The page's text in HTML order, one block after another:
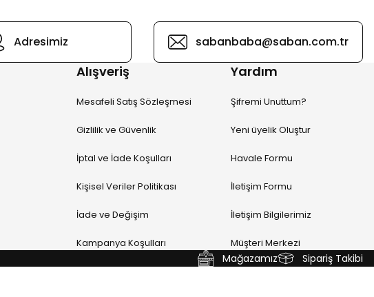
Adresimiz sabanbaba@saban.com.tr
Alışveriş
Mesafeli Satış Sözleşmesi
Gizlilik ve Güvenlik
İptal ve İade Koşulları
Kişisel Veriler Politikası
İade ve Değişim
Kampanya Koşulları
Yardım
Şifremi Unuttum?
Yeni üyelik Oluştur
Havale Formu
İletişim Formu
İletişim Bilgilerimiz
Müşteri Merkezi
Mağazamız Sipariş Takibi